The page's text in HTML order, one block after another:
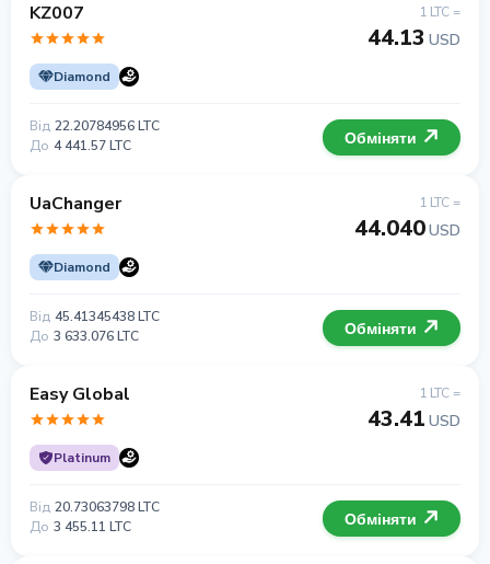
KZ007
Diamond
1 LTC =
44.13 USD
Від 22.20784956 LTC
До 4 441.57 LTC Обміняти
UaChanger
Diamond
1 LTC =
44.040USD
Від 45.41345438 LTC
До 3 633.076 LTC Обміняти
Easy Global
Platinum
1 LTC =
43.41 USD
Від 20.73063798 LTC
До 3 455.11 LTC Обміняти